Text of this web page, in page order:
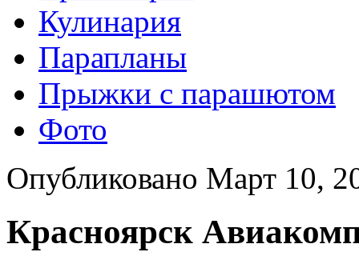
Кулинария
Парапланы
Прыжки с парашютом
Фото
Опубликовано Март 10,
Красноярск